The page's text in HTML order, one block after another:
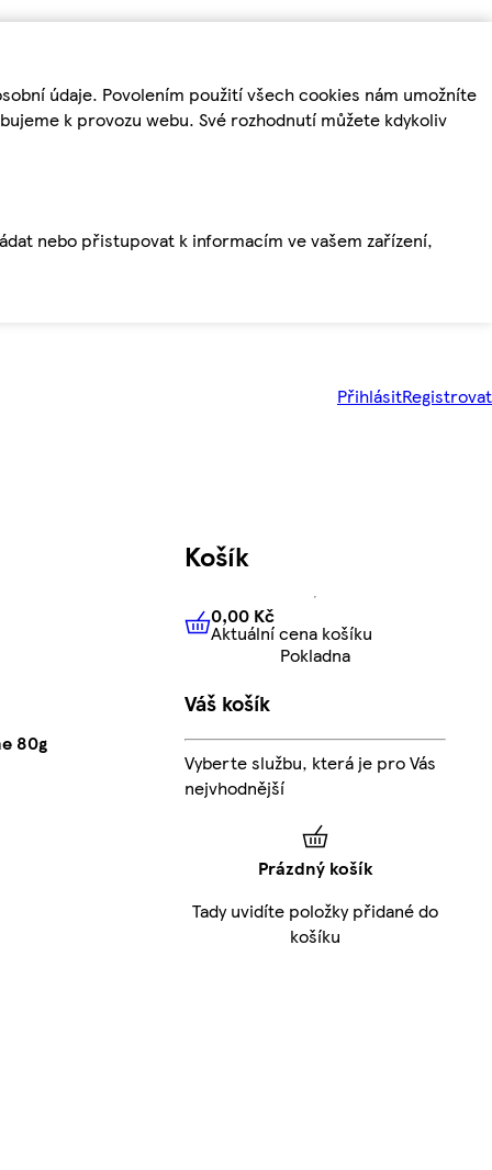
údaje. Povolením použití všech cookies nám umožníte
k provozu webu. Své rozhodnutí můžete kdykoliv
nebo přistupovat k informacím ve vašem zařízení,
PřihlásitRegistrovat
80g
Košík
0,00 KčAktuální cena košíku
0,00 Kč
Aktuální cena košíku
Pokladna
Váš košík
Vyberte službu, která je pro Vás
nejvhodnější
Prázdný košík
Tady uvidíte položky přidané do
košíku